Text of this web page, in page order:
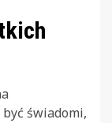
świadomi,